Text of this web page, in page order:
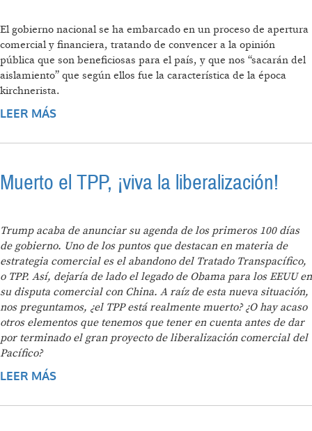
El gobierno nacional se ha embarcado en un proceso de apertura
comercial y financiera, tratando de convencer a la opinión
pública que son beneficiosas para el país, y que nos “sacarán del
aislamiento” que según ellos fue la característica de la época
kirchnerista.
LEER MÁS
Muerto el TPP, ¡viva la liberalización!
Trump acaba de anunciar su agenda de los primeros 100 días
de gobierno. Uno de los puntos que destacan en materia de
estrategia comercial es el abandono del Tratado Transpacífico,
o TPP. Así, dejaría de lado el legado de Obama para los EEUU en
su disputa comercial con China. A raíz de esta nueva situación,
nos preguntamos, ¿el TPP está realmente muerto? ¿O hay acaso
otros elementos que tenemos que tener en cuenta antes de dar
por terminado el gran proyecto de liberalización comercial del
Pacífico?
LEER MÁS